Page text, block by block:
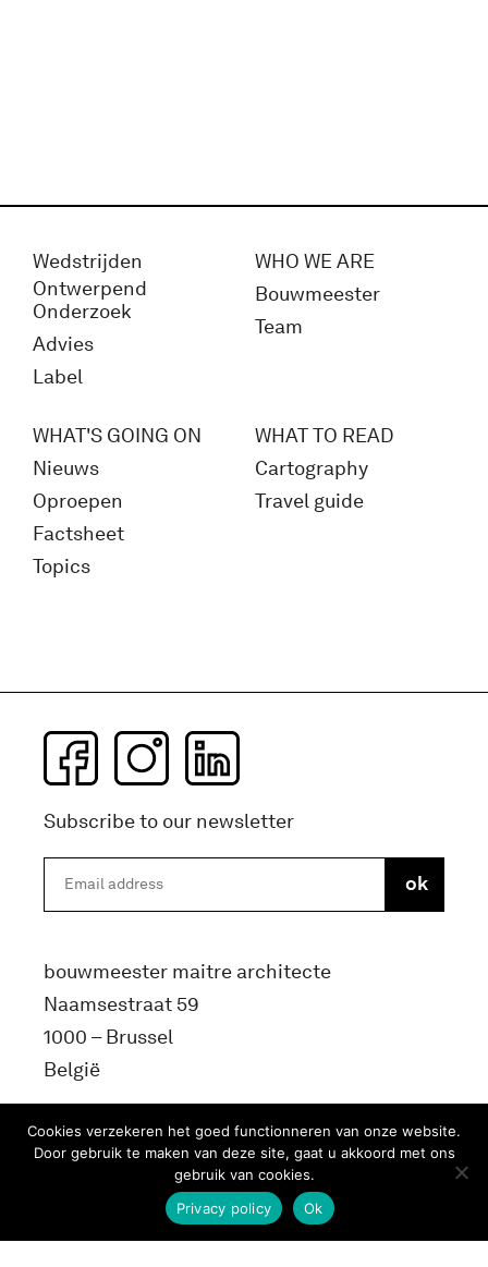
Wedstrijden
Ontwerpend
Onderzoek
Advies
Label
WHO WE ARE
Bouwmeester
Team
WHAT'S GOING ON
Nieuws
Oproepen
Factsheet
Topics
WHAT TO READ
Cartography
Travel guide
Subscribe to our newsletter
bouwmeester maitre architecte
Naamsestraat 59
1000 – Brussel
België
info@bma.brussels
Cookies verzekeren het goed functionneren van onze website.
Door gebruik te maken van deze site, gaat u akkoord met ons
gebruik van cookies.
Ok
Privacy policy